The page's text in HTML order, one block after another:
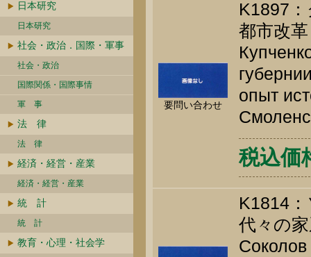
日本研究
日本研究
社会・政治．国際・軍事
社会・政治
国際関係・国際事情
軍 事
法 律
法 律
経済・経営・産業
経済・経営・産業
統 計
統 計
教育・心理・社会学
要問い合わせ
K1897
都市改
опыт
税込価
K1814
代々の